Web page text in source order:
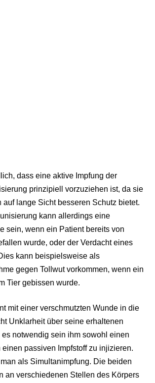
dass eine aktive Impfung der
prinzipiell vorzuziehen ist, da sie
auf lange Sicht besseren Schutz bietet.
kann allerdings eine
sein, wenn ein Patient bereits von
wurde, oder der Verdacht eines
kann beispielsweise als
gegen Tollwut vorkommen, wenn ein
Tier gebissen wurde.
mit einer verschmutzten Wunde in die
Unklarheit über seine erhaltenen
es notwendig sein ihm sowohl einen
passiven Impfstoff zu injizieren.
als Simultanimpfung. Die beiden
an verschiedenen Stellen des Körpers